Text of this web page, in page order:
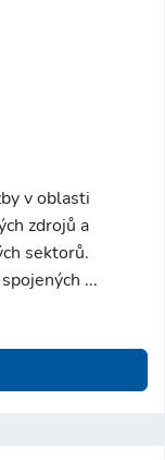
v oblasti
zdrojů a
sektorů.
...